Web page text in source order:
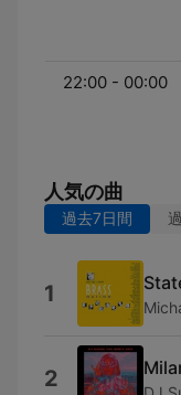
22:00 - 00:00
人気の曲
過去7日間
1
2